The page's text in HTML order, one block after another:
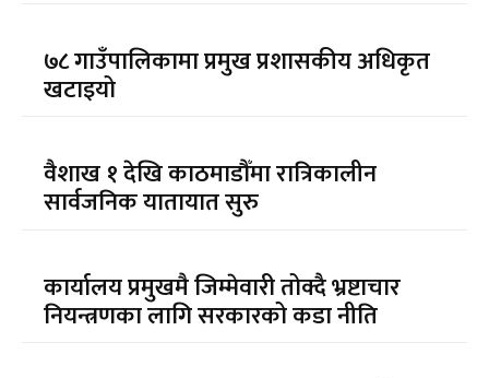
७८ गाउँपालिकामा प्रमुख प्रशासकीय अधिकृत
खटाइयो
वैशाख १ देखि काठमाडौँमा रात्रिकालीन
सार्वजनिक यातायात सुरु
कार्यालय प्रमुखमै जिम्मेवारी तोक्दै भ्रष्टाचार
नियन्त्रणका लागि सरकारको कडा नीति